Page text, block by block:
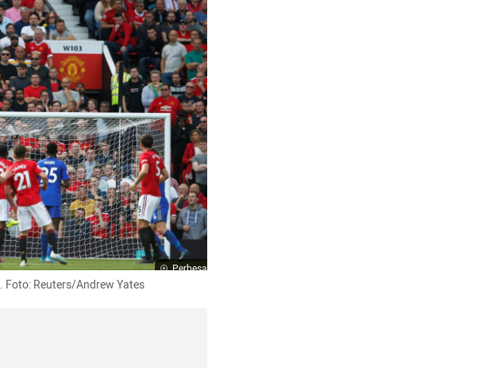
Perbesar
. Foto: Reuters/Andrew Yates